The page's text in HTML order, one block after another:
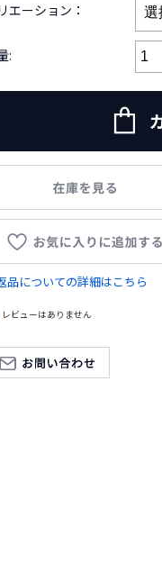
エーション：
:
品についての詳細はこちら
レビューはありません